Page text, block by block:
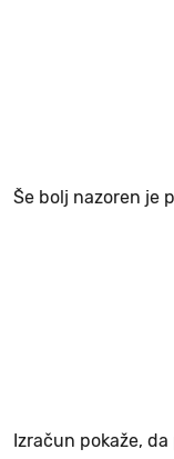
Še bolj nazoren je
Izračun pokaže,